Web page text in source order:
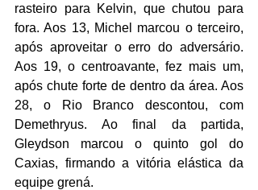
rasteiro para Kelvin, que chutou para
fora. Aos 13, Michel marcou o terceiro,
após aproveitar o erro do adversário.
Aos 19, o centroavante, fez mais um,
após chute forte de dentro da área. Aos
28, o Rio Branco descontou, com
Demethryus. Ao final da partida,
Gleydson marcou o quinto gol do
Caxias, firmando a vitória elástica da
equipe grená.